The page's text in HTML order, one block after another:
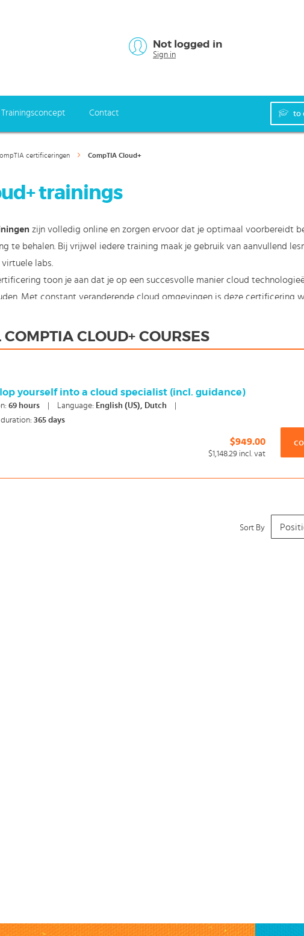
Not logged in
Sign in
Trainingsconcept Contact to
certificeringen CompTIA Cloud+
trainings
zijn volledig online en zorgen ervoor dat je optimaal voorbereidt
te behalen. Bij vrijwel iedere training maak je gebruik van aanvullend
labs.
toon je aan dat je op een succesvolle manier cloud
Met constant veranderende cloud omgevingen is deze certificering
te behalen moet je onderstaand examen met succes afronden.
afronding van de training een certificaat van deelname en maak
support. Maak een keuze en start vandaag nog met onze e-learning.
staan: You're in control!
COMPTIA CLOUD+ COURSES
yourself into a cloud specialist (incl. guidance)
69 hours Language: English (US), Dutch
duration:365 days
$949.00
$1,148.29 incl. vat
Sort By